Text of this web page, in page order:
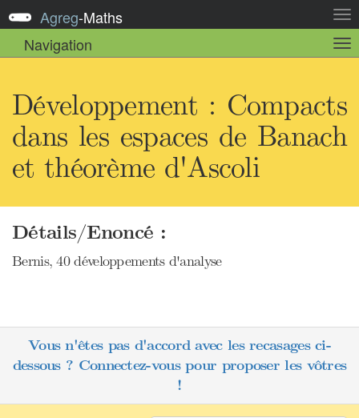
la
Agreg-Maths
Navigation
la
Développement : Compacts
dans les espaces de Banach
et théorème d'Ascoli
Détails/Enoncé :
Bernis, 40 développements d'analyse
Vous n'êtes pas d'accord avec les recasages ci-
dessous ? Connectez-vous pour proposer les vôtres
!